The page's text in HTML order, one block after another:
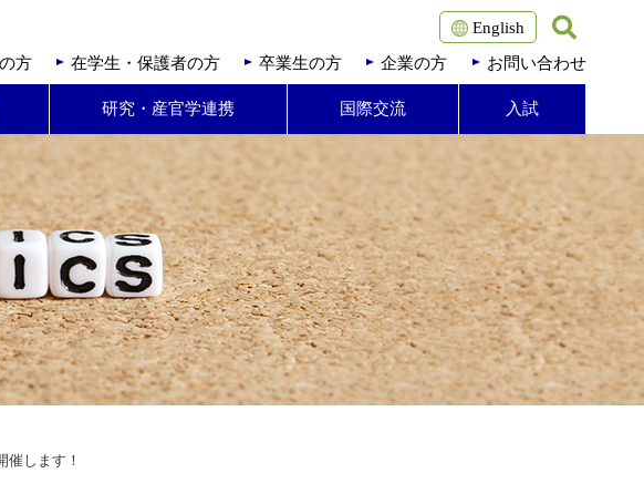
English
方
在学生・保護者の方 卒業生の方 企業の方 お問い合わせ
研究・産官学連携 国際交流 入試
催します！